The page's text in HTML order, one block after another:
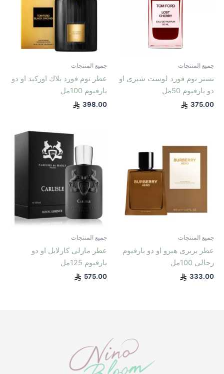
جميع المنتجات
تستر توم فورد لوست شيري او
دو بارفيوم 50مل
375.00
جميع المنتجات
عطر توم فورد بلاك اوركيد او دو
بارفيوم 100مل
398.00
جميع المنتجات
عطر بربري هيرو او دو بارفيوم
رجالي 100مل
333.00
جميع المنتجات
عطر مارلي كارلايل او دو
بارفيوم 125مل
575.00